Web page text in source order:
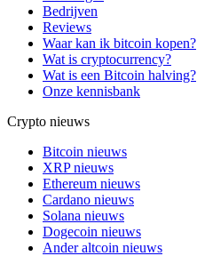
Bedrijven
Reviews
Waar kan ik bitcoin kopen?
Wat is cryptocurrency?
Wat is een Bitcoin halving?
Onze kennisbank
Crypto nieuws
Bitcoin nieuws
XRP nieuws
Ethereum nieuws
Cardano nieuws
Solana nieuws
Dogecoin nieuws
Ander altcoin nieuws